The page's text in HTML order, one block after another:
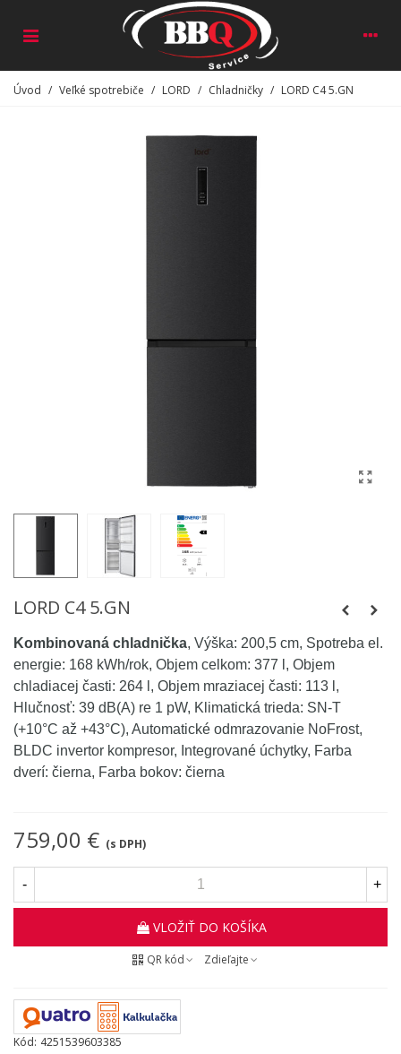
Úvod / Veľké spotrebiče / LORD / Chladničky / LORD C4 5.GN
LORD C4 5.GN
Kombinovaná chladnička, Výška: 200,5 cm, Spotreba el.
energie: 168 kWh/rok, Objem celkom: 377 l, Objem
chladiacej časti: 264 l, Objem mraziacej časti: 113 l,
Hlučnosť: 39 dB(A) re 1 pW, Klimatická trieda: SN-T
(+10°C až +43°C), Automatické odmrazovanie NoFrost,
BLDC invertor kompresor, Integrované úchytky, Farba
dverí: čierna, Farba bokov: čierna
759,00 € (s DPH)
- +
VLOŽIŤ DO KOŠÍKA
QR kód Zdieľajte
Kód: 4251539603385